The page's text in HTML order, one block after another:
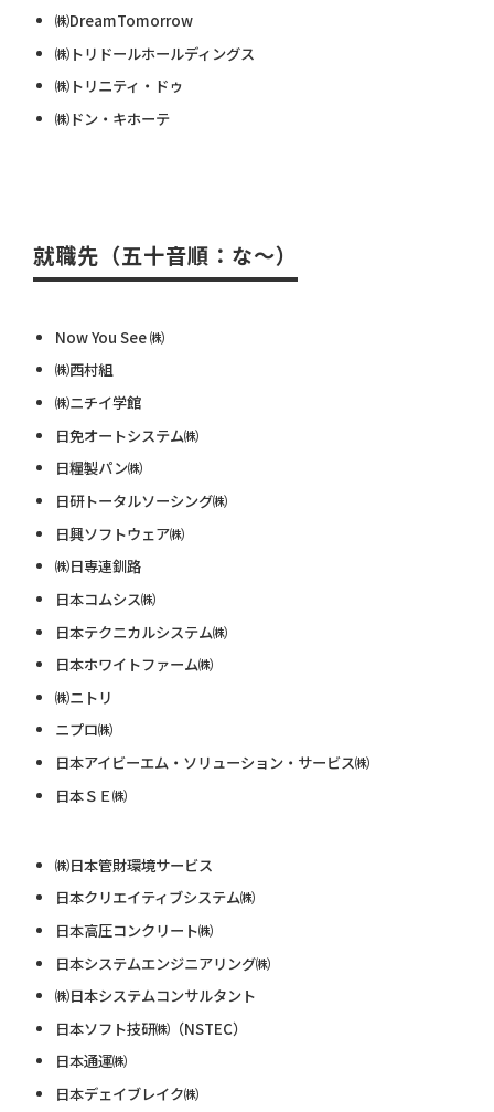
㈱DreamTomorrow
㈱トリドールホールディングス
㈱トリニティ・ドゥ
㈱ドン・キホーテ
就職先（五十音順：な～）
Now You See ㈱
㈱西村組
㈱ニチイ学館
日免オートシステム㈱
日糧製パン㈱
日研トータルソーシング㈱
日興ソフトウェア㈱
㈱日専連釧路
日本コムシス㈱
日本テクニカルシステム㈱
日本ホワイトファーム㈱
㈱ニトリ
ニプロ㈱
日本アイビーエム・ソリューション・サービス㈱
日本ＳＥ㈱
㈱日本管財環境サービス
日本クリエイティブシステム㈱
日本高圧コンクリート㈱
日本システムエンジニアリング㈱
㈱日本システムコンサルタント
日本ソフト技研㈱（NSTEC）
日本通運㈱
日本デェイブレイク㈱